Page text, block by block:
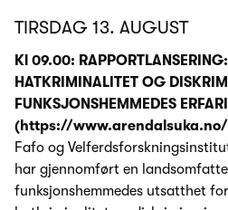
TIRSDAG 13. AUGUST
Kl 09.00:
HATKRIMINALITET OG
FUNKSJONSHEMMEDES
(https://
Fafo og
har gjennomført en
funksjonshemmedes utsatthet